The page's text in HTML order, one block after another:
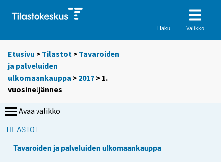
Haku Valikko
Etusivu > Tilastot > Tavaroiden
ja palveluiden
ulkomaankauppa > 2017 > 1.
vuosineljännes
Avaa valikko
TILASTOT
Tavaroiden ja palveluiden ulkomaankauppa